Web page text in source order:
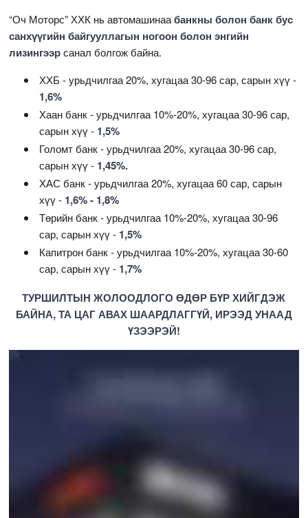
“Оч Моторс” ХХК нь автомашинаабанкны болон банк бус
санхүүгийн байгууллагын ногоон болон энгийн
лизингээрсанал болгож байна.
ХХБ - урьдчилгаа 20%, хугацаа 30-96 сар, сарын хүү -
1,6%
Хаан банк - урьдчилгаа 10%-20%, хугацаа 30-96 сар,
сарын хүү - 1,5%
Голомт банк - урьдчилгаа 20%, хугацаа 30-96 сар,
сарын хүү - 1,45%.
ХАС банк - урьдчилгаа 20%, хугацаа 60 сар, сарын
хүү - 1,6% - 1,8%
Төрийн банк - урьдчилгаа 10%-20%, хугацаа 30-96
сар, сарын хүү - 1,5%
Капитрон банк - урьдчилгаа 10%-20%, хугацаа 30-60
сар, сарын хүү - 1,7%
ТУРШИЛТЫН ЖОЛООДЛОГО ӨДӨР БҮР ХИЙГДЭЖ
БАЙНА, ТА ЦАГ АВАХ ШААРДЛАГГҮЙ, ИРЭЭД УНААД
ҮЗЭЭРЭЙ!